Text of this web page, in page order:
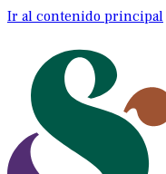
Ir al contenido principal